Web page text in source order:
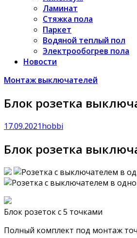
Ламинат
Стяжка пола
Паркет
Водяной теплый пол
Электрообогрев пола
Новости
Монтаж выключателей
Блок розетка
17.09.2021hobbi
Блок розетка
Блок розеток с 5 точками
Полный комплект под монтаж